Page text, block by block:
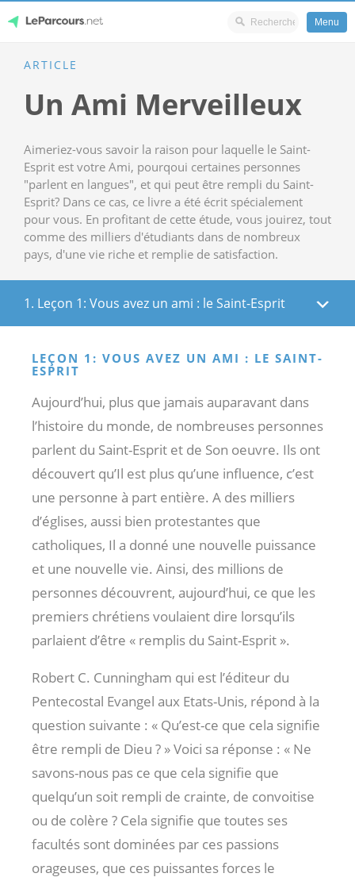
content
LeParcours.net
Menu
ARTICLE
Un Ami Merveilleux
Aimeriez-vous savoir la raison pour laquelle le Saint-
Esprit est votre Ami, pourqoui certaines personnes
"parlent en langues", et qui peut être rempli du Saint-
Esprit? Dans ce cas, ce livre a été écrit spécialement
pour vous. En profitant de cette étude, vous jouirez, tout
comme des milliers d'étudiants dans de nombreux
pays, d'une vie riche et remplie de satisfaction.
1. Leçon 1: Vous avez un ami : le Saint-Esprit
LEÇON 1: VOUS AVEZ UN AMI : LE SAINT-
ESPRIT
Aujourd’hui, plus que jamais auparavant dans
l’histoire du monde, de nombreuses personnes
parlent du Saint-Esprit et de Son oeuvre. Ils ont
découvert qu’Il est plus qu’une influence, c’est
une personne à part entière. A des milliers
d’églises, aussi bien protestantes que
catholiques, Il a donné une nouvelle puissance
et une nouvelle vie. Ainsi, des millions de
personnes découvrent, aujourd’hui, ce que les
premiers chrétiens voulaient dire lorsqu’ils
parlaient d’être « remplis du Saint-Esprit ».
Robert C. Cunningham qui est l’éditeur du
Pentecostal Evangel aux Etats-Unis, répond à la
question suivante : « Qu’est-ce que cela signifie
être rempli de Dieu ? » Voici sa réponse : « Ne
savons-nous pas ce que cela signifie que
quelqu’un soit rempli de crainte, de convoitise
ou de colère ? Cela signifie que toutes ses
facultés sont dominées par ces passions
orageuses, que ces puissantes forces le